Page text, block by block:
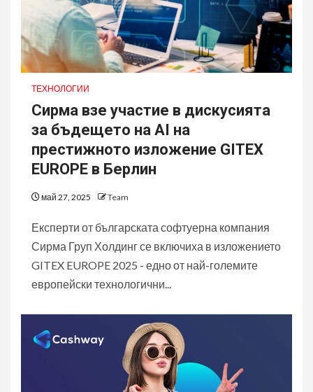
ТЕХНОЛОГИИ
Сирма взе участие в дискусията
за бъдещето на AI на
престижното изложение GITEX
EUROPE в Берлин
май 27, 2025 Team
Експерти от българската софтуерна компания
Сирма Груп Холдинг се включиха в изложението
GITEX EUROPE 2025 - едно от най-големите
европейски технологични...